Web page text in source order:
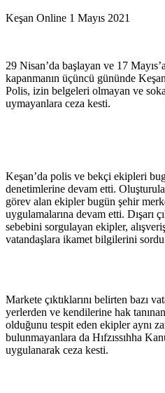
Keşan Online Bir
1 Mayıs 2021
29 Nisan’da başlayan ve 17
kapanmanın üçüncü gününde
Polis, izin belgeleri olmayan ve
uymayanlara ceza kesti.
Keşan’da polis ve bekçi ekipleri
denetimlerine devam etti.
görev alan ekipler bugün şehir
uygulamalarına devam etti. Dışarı
sebebini sorgulayan ekipler,
vatandaşlara ikamet bilgilerini
Markete çıktıklarını belirten bazı
yerlerden ve kendilerine hak
olduğunu tespit eden ekipler aynı
bulunmayanlara da Hıfzıssıhha
uygulanarak ceza kesti.